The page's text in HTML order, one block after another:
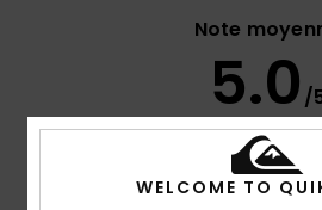
Note
5.0 /
3 avis vérifiés
100% de nos clients
WELCOME TO